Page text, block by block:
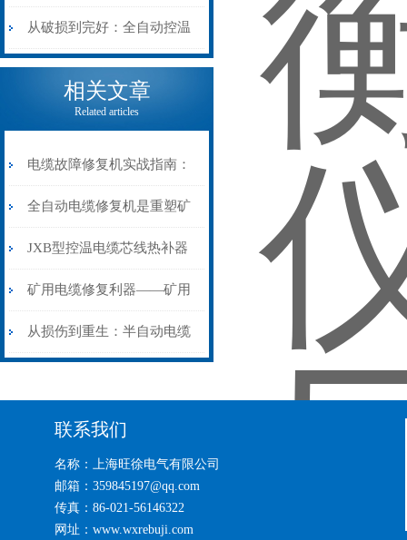
机械密码
从入门到精通
从破损到完好：全自动控温
电缆热补机的核心价值
相关文章
Related articles
电缆故障修复机实战指南：
从“盲测”到“精确定点”的三
步作业法
全自动电缆修复机是重塑矿
山电力动脉的“智能外科医
生”
JXB型控温电缆芯线热补器
安装与接线：精准修复的工
艺基石
矿用电缆修复利器——矿用
电缆热补机智能控温，安全
从损伤到重生：半自动电缆
联系我们
名称：上海旺徐电气有限公司
邮箱：359845197@qq.com
传真：86-021-56146322
网址：www.wxrebuji.com